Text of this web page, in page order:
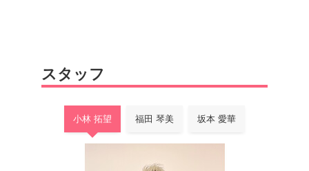
スタッフ
小林 拓望 福田 琴美 坂本 愛華